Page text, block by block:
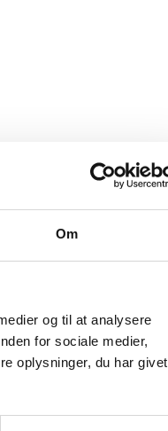
Om
og til at analysere
for sociale medier,
oplysninger, du har givet